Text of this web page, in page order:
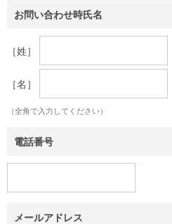
お問い合わせ時氏名
［姓］
［名］
（全角で入力してください）
電話番号
メールアドレス